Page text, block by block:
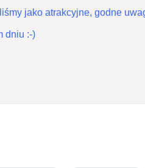
jako atrakcyjne, godne
dniu :-)